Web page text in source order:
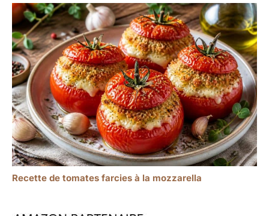
Recette de tomates farcies à la mozzarella